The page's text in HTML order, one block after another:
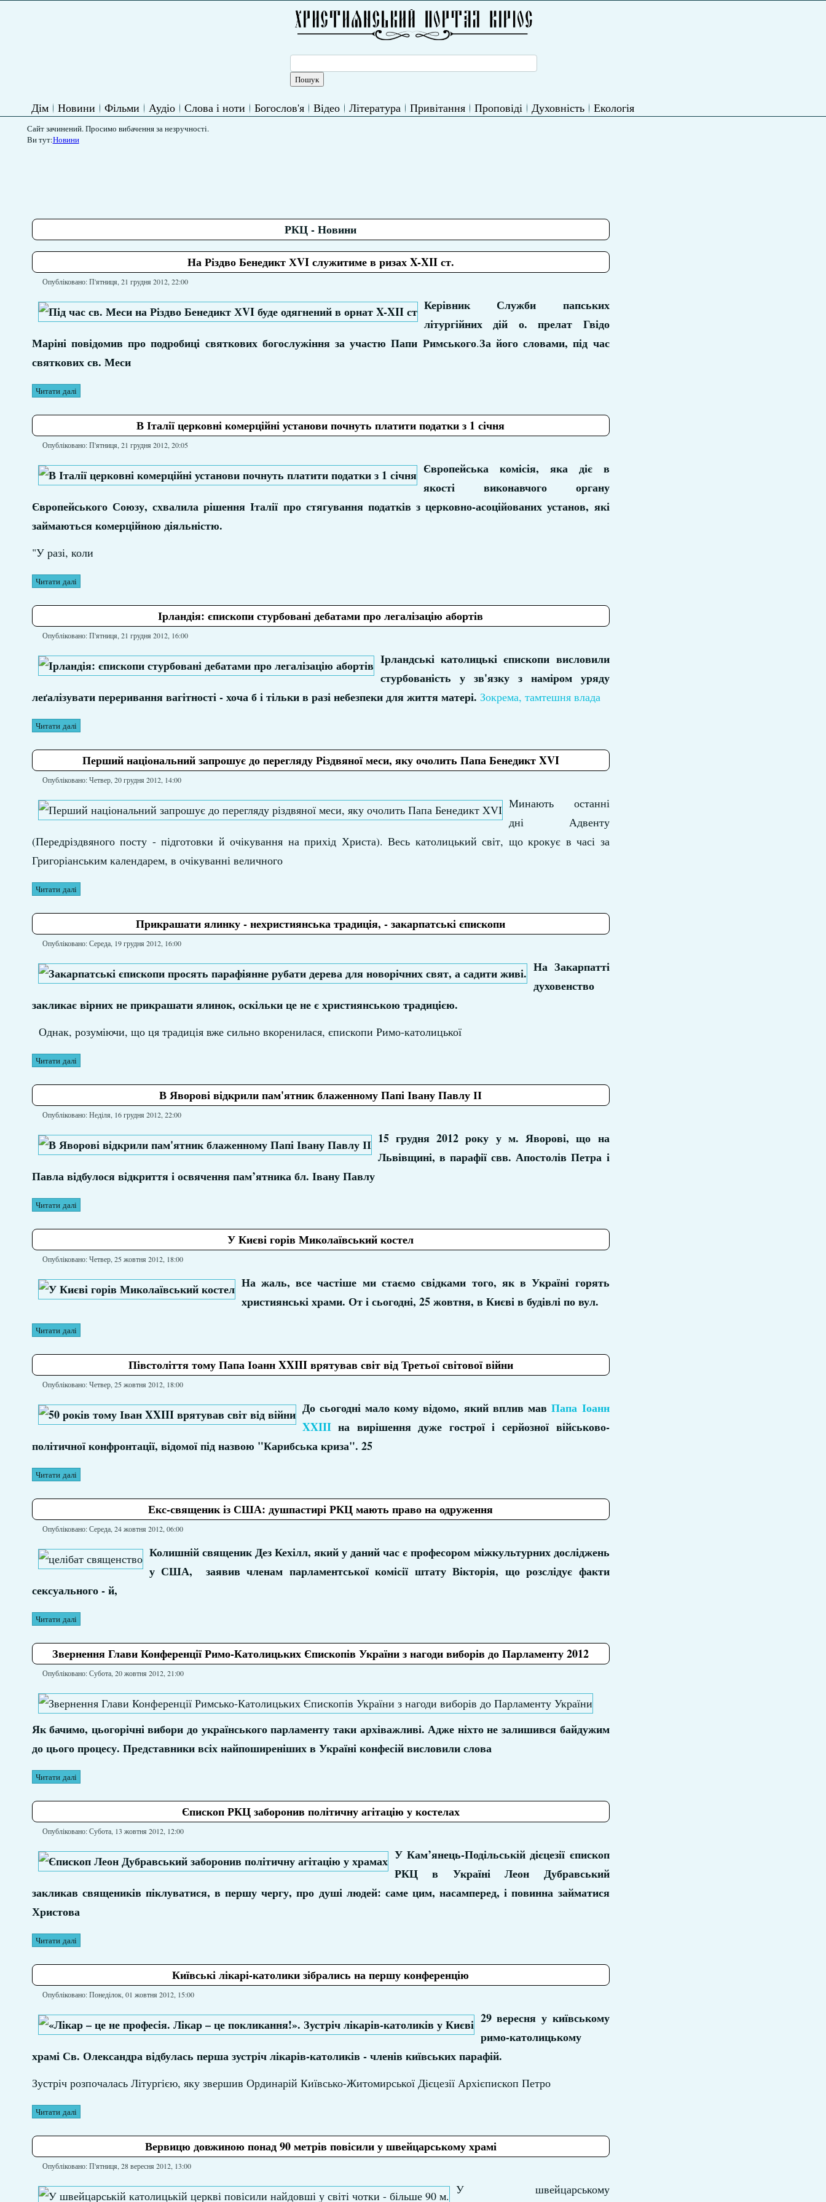
Дім Новини Фільми Аудіо Слова і ноти Богослов'я Відео Література Привітання Проповіді Духовність Екологія
Сайт зачинений. Просимо вибачення за незручності.
Ви тут:Новини
РКЦ - Новини
На Різдво Бенедикт ХVI служитиме в ризах X-XII ст.
Опубліковано: П'ятниця, 21 грудня 2012, 22:00
Керівник Служби папських
літургійних дій о. прелат Гвідо
Маріні повідомив про подробиці святкових богослужіння за участю Папи Римського.За його словами, під час
святкових св. Меси
Читати далі
В Італії церковні комерційні установи почнуть платити податки з 1 січня
Опубліковано: П'ятниця, 21 грудня 2012, 20:05
Європейська комісія, яка діє в
якості виконавчого органу
Європейського Союзу, схвалила рішення Італії про стягування податків з церковно-асоційованих установ, які
займаються комерційною діяльністю.
"У разі, коли
Читати далі
Ірландія: єпископи стурбовані дебатами про легалізацію абортів
Опубліковано: П'ятниця, 21 грудня 2012, 16:00
Ірландські католицькі єпископи висловили
стурбованість у зв'язку з наміром уряду
леґалізувати переривання вагітності - хоча б і тільки в разі небезпеки для життя матері. Зокрема, тамтешня влада
Читати далі
Перший національний запрошує до перегляду Різдвяної меси, яку очолить Папа Бенедикт XVI
Опубліковано: Четвер, 20 грудня 2012, 14:00
Минають останні
дні Адвенту
(Передріздвяного посту - підготовки й очікування на прихід Христа). Весь католицький світ, що крокує в часі за
Григоріанським календарем, в очікуванні величного
Читати далі
Прикрашати ялинку - нехристиянська традиція, - закарпатські єпископи
Опубліковано: Середа, 19 грудня 2012, 16:00
На Закарпатті
духовенство
закликає вірних не прикрашати ялинок, оскільки це не є християнською традицією.
Однак, розуміючи, що ця традиція вже сильно вкоренилася, єпископи Римо-католицької
Читати далі
В Яворові відкрили пам'ятник блаженному Папі Івану Павлу ІІ
Опубліковано: Неділя, 16 грудня 2012, 22:00
15 грудня 2012 року у м. Яворові, що на
Львівщині, в парафії свв. Апостолів Петра і
Павла відбулося відкриття і освячення пам’ятника бл. Івану Павлу
Читати далі
У Києві горів Миколаївський костел
Опубліковано: Четвер, 25 жовтня 2012, 18:00
На жаль, все частіше ми стаємо свідками того, як в Україні горять
християнські храми. От і сьогодні, 25 жовтня, в Києві в будівлі по вул.
Читати далі
Півстоліття тому Папа Іоанн XXIII врятував світ від Третьої світової війни
Опубліковано: Четвер, 25 жовтня 2012, 18:00
До сьогодні мало кому відомо, який вплив мавПапа Іоанн
XXIIIна вирішення дуже гострої і серйозної військово-
політичної конфронтації, відомої під назвою "Карибська криза". 25
Читати далі
Екс-священик із США: душпастирі РКЦ мають право на одруження
Опубліковано: Середа, 24 жовтня 2012, 06:00
Колишній священик Дез Кехілл, який у даний час є професором міжкультурних досліджень
у США, заявив членам парламентської комісії штату Вікторія, що розслідує факти
сексуального - й,
Читати далі
Звернення Глави Конференції Римо-Католицьких Єпископів України з нагоди виборів до Парламенту 2012
Опубліковано: Субота, 20 жовтня 2012, 21:00
Як бачимо, цьогорічні вибори до українського парламенту таки архіважливі. Адже ніхто не залишився байдужим
до цього процесу. Представники всіх найпоширеніших в Україні конфесій висловили слова
Читати далі
Єпископ РКЦ заборонив політичну агітацію у костелах
Опубліковано: Субота, 13 жовтня 2012, 12:00
У Кам’янець-Подільській дієцезії єпископ
РКЦ в Україні Леон Дубравський
закликав священиків піклуватися, в першу чергу, про душі людей: саме цим, насамперед, і повинна займатися
Христова
Читати далі
Київські лікарі-католики зібрались на першу конференцію
Опубліковано: Понеділок, 01 жовтня 2012, 15:00
29 вересня у київському
римо-католицькому
храмі Св. Олександра відбулась перша зустріч лікарів-католиків - членів київських парафій.
Зустріч розпочалась Літургією, яку звершив Ординарій Київсько-Житомирської Дієцезії Архієпископ Петро
Читати далі
Вервицю довжиною понад 90 метрів повісили у швейцарському храмі
Опубліковано: П'ятниця, 28 вересня 2012, 13:00
У швейцарському